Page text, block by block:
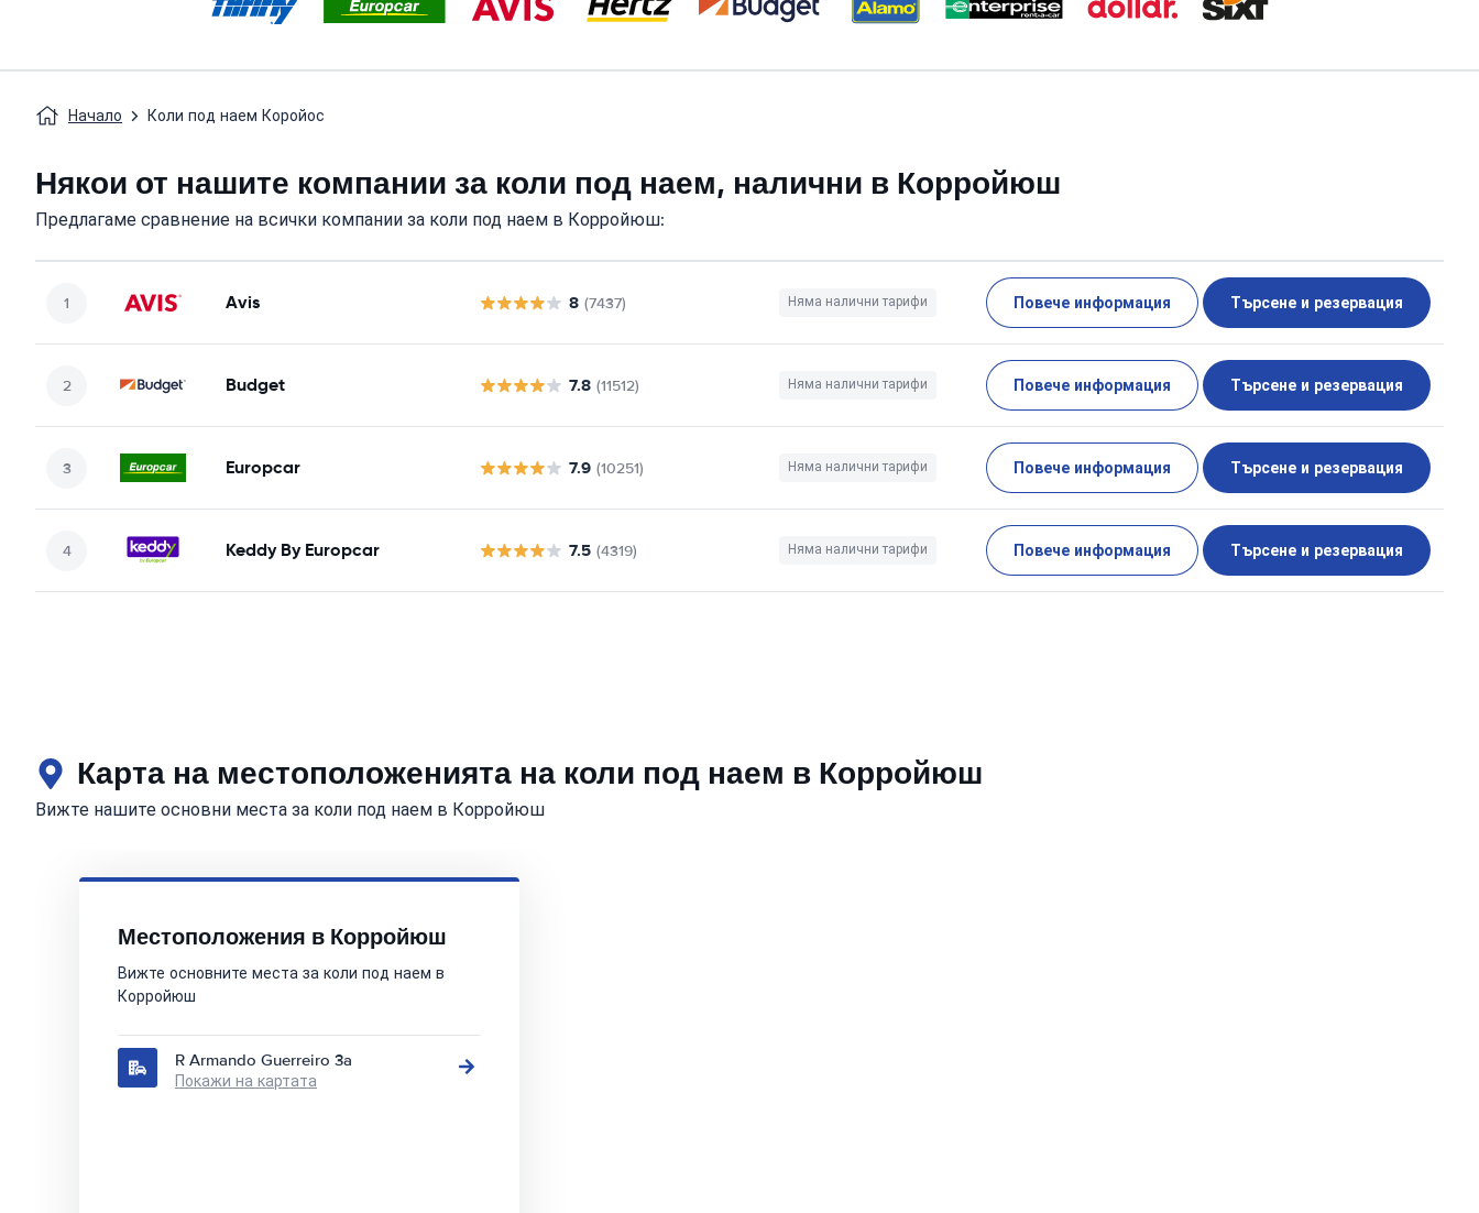
Начало Коли под наем Коройос
Някои от нашите компании за коли под наем, налични в Корройюш
Предлагаме сравнение на всички компании за коли под наем в Корройюш:
Avis 8 (7437) Няма налични тарифи Повече информация Търсене и резервация
Budget 7.8 (11512) Няма налични тарифи Повече информация Търсене и резервация
Europcar 7.9 (10251) Няма налични тарифи Повече информация Търсене и резервация
Keddy By Europcar 7.5 (4319) Няма налични тарифи Повече информация Търсене и резервация
Карта на местоположенията на коли под наем в Корройюш
Вижте нашите основни места за коли под наем в Корройюш
Местоположения в Корройюш
Вижте основните места за коли под наем в
Корройюш
R Armando Guerreiro 3a
Покажи на картата